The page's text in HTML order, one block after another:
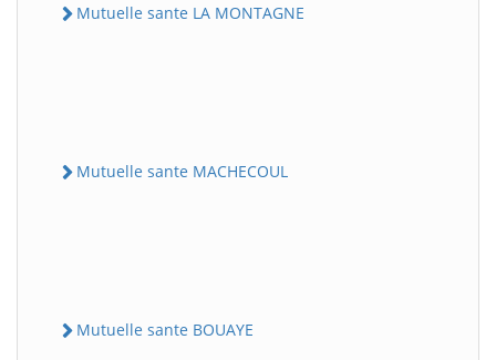
Mutuelle sante LA MONTAGNE
Mutuelle sante MACHECOUL
Mutuelle sante BOUAYE